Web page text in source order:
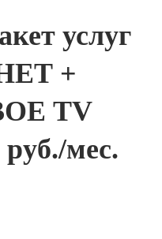
услуг
+
TV
руб./мес.